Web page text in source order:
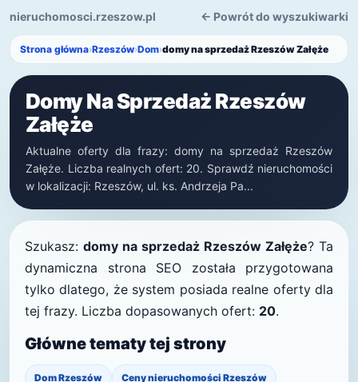
nieruchomosci.rzeszow.pl ← Powrót do wyszukiwarki
Strona główna›Rzeszów›Dom›domy na sprzedaż Rzeszów Załęże
Domy Na Sprzedaż Rzeszów
Załęże
Aktualne oferty dla frazy: domy na sprzedaż Rzeszów
Załęże. Liczba realnych ofert: 20. Sprawdź nieruchomości
w lokalizacji: Rzeszów, ul. ks. Andrzeja Pa...
Szukasz: domy na sprzedaż Rzeszów Załęże? Ta
dynamiczna strona SEO została przygotowana
tylko dlatego, że system posiada realne oferty dla
tej frazy. Liczba dopasowanych ofert: 20.
Główne tematy tej strony
Dom Rzeszów Ceny nieruchomości Rzeszów